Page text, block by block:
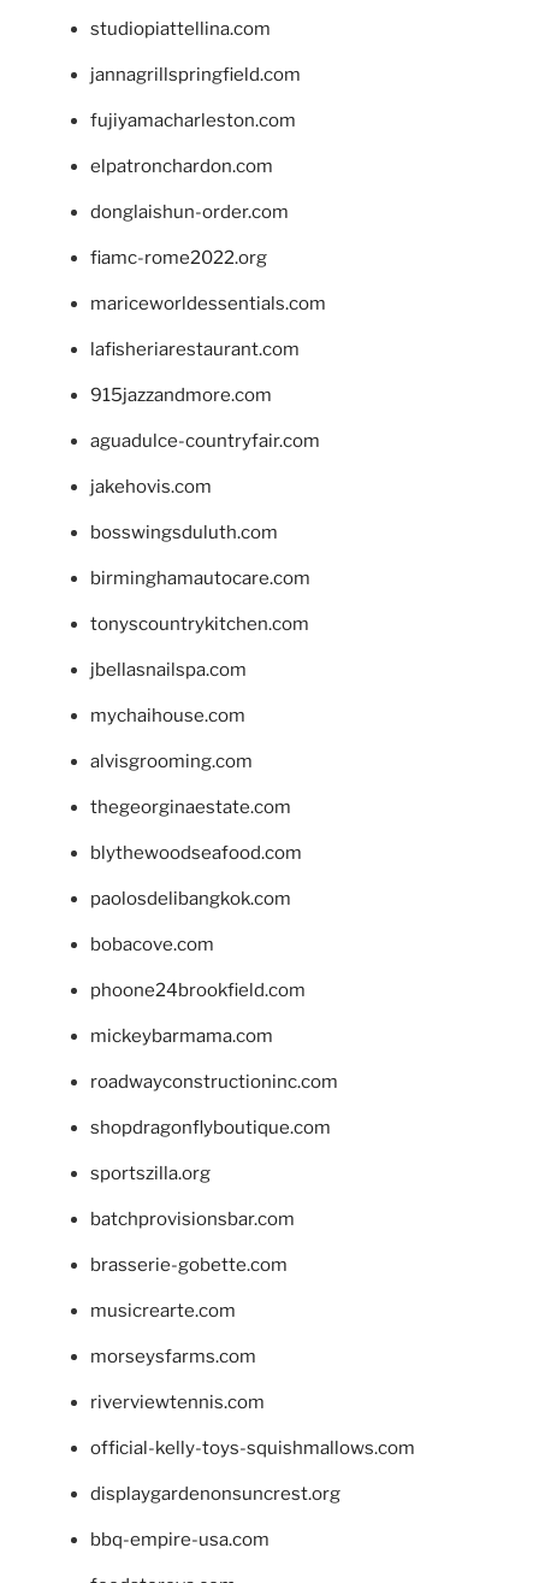
studiopiattellina.com
jannagrillspringfield.com
fujiyamacharleston.com
elpatronchardon.com
donglaishun-order.com
fiamc-rome2022.org
mariceworldessentials.com
lafisheriarestaurant.com
915jazzandmore.com
aguadulce-countryfair.com
jakehovis.com
bosswingsduluth.com
birminghamautocare.com
tonyscountrykitchen.com
jbellasnailspa.com
mychaihouse.com
alvisgrooming.com
thegeorginaestate.com
blythewoodseafood.com
paolosdelibangkok.com
bobacove.com
phoone24brookfield.com
mickeybarmama.com
roadwayconstructioninc.com
shopdragonflyboutique.com
sportszilla.org
batchprovisionsbar.com
brasserie-gobette.com
musicrearte.com
morseysfarms.com
riverviewtennis.com
official-kelly-toys-squishmallows.com
displaygardenonsuncrest.org
bbq-empire-usa.com